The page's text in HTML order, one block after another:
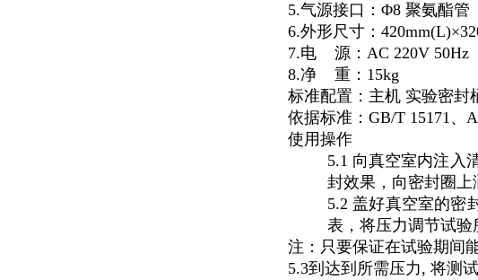
5.气源接口：Φ8 聚氨酯管
6.外形尺寸：
7.电
源：AC 220V 50Hz
8.净
重：15kg
标准配置：主机 实验密封
依据标准：GB/T 15171、
使用操作
5.1 向真空室内注入
封效果，向密封圈上
5.2 盖好真空室的密
表，将压力调节试验
注：只要保证在试验期间
5.3到达到所需压力, 将测